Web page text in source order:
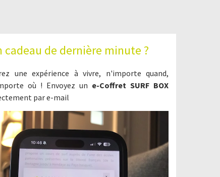
cadeau de dernière minute ?
une expérience à vivre, n'importe quand,
où ! Envoyez un e-Coffret SURF BOX
par e-mail